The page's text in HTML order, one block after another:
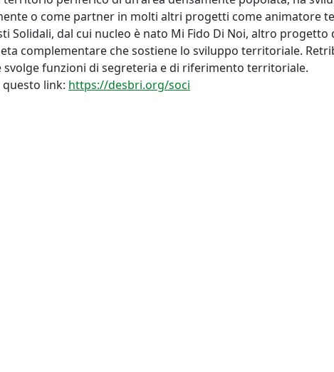
o come partner in molti altri progetti come animatore
Solidali, dal cui nucleo è nato Mi Fido Di Noi, altro
complementare che sostiene lo sviluppo territoriale.
funzioni di segreteria e di riferimento territoriale.
questo link: https://desbri.org/soci